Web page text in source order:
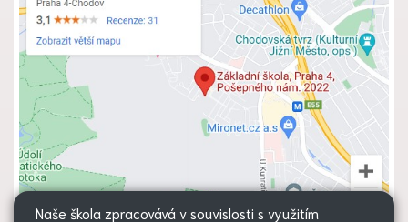
Naše škola zpracovává v souvislosti s využitím